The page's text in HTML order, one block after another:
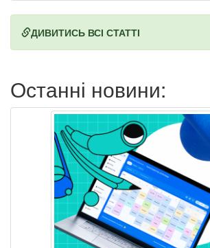
ДИВИТИСЬ ВСІ СТАТТІ
Останні новини: